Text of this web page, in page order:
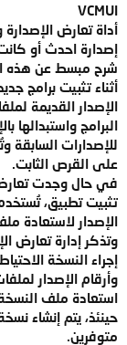
VCMUI
أداة تعارض
إصدارة احدث أو
شرح مبسط عن هذه
الإصدار القديمة
البرامج واستبدالها
للإصدارات السابقة
على القرص الثابت.
في حال وجدت
تثبيت تطبيق،
الإصدار لاستعادة
وتذكر إدارة تعارض
إجراء النسخة
وأرقام الإصدار
استعادة ملف النسخة
حينئذ، يتم إنشاء
متوفرين.